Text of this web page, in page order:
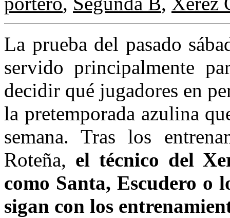
La prueba del pasado
servido principalmente
decidir qué jugadores en
la pretemporada azulina
semana. Tras los
Roteña, el técnico del
como Santa, Escudero o
sigan con los